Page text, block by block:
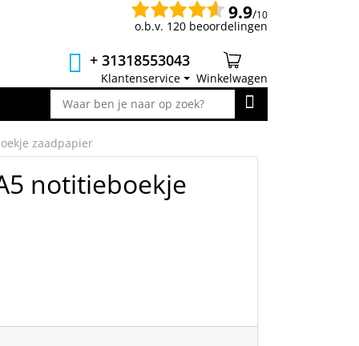
9.9/10
o.b.v. 120 beoordelingen
+ 31318553043
Klantenservice
Winkelwagen
zaadpapier
notitieboekje